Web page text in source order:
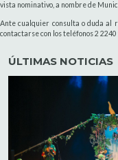
vista nominativo, a nombre de
Ante cualquier consulta o duda al
contactarse con los teléfonos 2 2240
ÚLTIMAS NOTICIAS